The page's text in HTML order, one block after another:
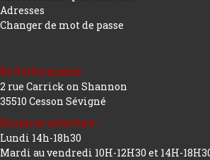
Adresses
Changer de mot de passe
Rc Performance
2 rue Carrick on Shannon
35510 Cesson Sévigné
Horaires ouverture :
Lundi 14h-18h30
Mardi au vendredi 10H-12H30 et 14H-